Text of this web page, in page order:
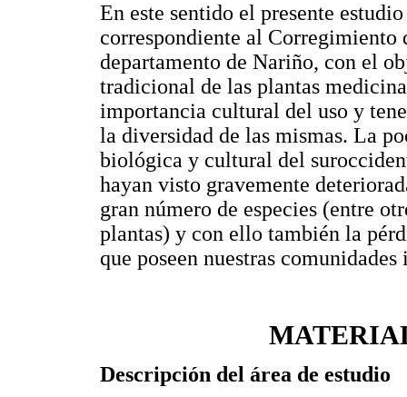
En este sentido el presente
correspondiente al Corregimiento
departamento de Nariño, con el
tradicional de las plantas
importancia cultural del uso y
la diversidad de las mismas. La
biológica y cultural del
hayan visto gravemente
gran número de especies (entre
plantas) y con ello también la
que poseen nuestras comunidades
Descripción del área de estudio